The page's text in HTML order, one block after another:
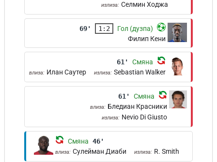
излиза: Селмин Ходжа
69' 1:2
Гол (дузпа)
Филип Кени
61' Смяна
влиза: Илан Саутер излиза: Sebastian Walker
61' Смяна
влиза: Бледиан Красники
излиза: Nevio Di Giusto
Смяна 46'
влиза: Сулейман Диаби излиза: R. Smith